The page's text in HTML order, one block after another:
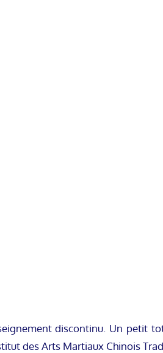
discontinu. Un petit
des Arts Martiaux Chinois